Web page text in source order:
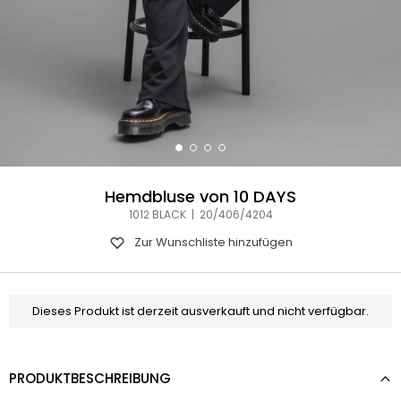
Hemdbluse von 10 DAYS
1012 BLACK | 20/406/4204
Zur Wunschliste hinzufügen
Dieses Produkt ist derzeit ausverkauft und nicht verfügbar.
PRODUKTBESCHREIBUNG